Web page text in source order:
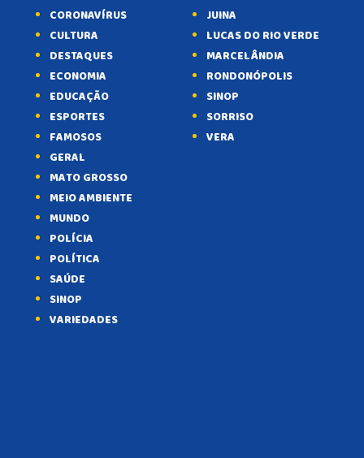
CORONAVÍRUS
CULTURA
DESTAQUES
ECONOMIA
EDUCAÇÃO
ESPORTES
FAMOSOS
GERAL
MATO GROSSO
MEIO AMBIENTE
MUNDO
POLÍCIA
POLÍTICA
SAÚDE
SINOP
VARIEDADES
JUINA
LUCAS DO RIO VERDE
MARCELÂNDIA
RONDONÓPOLIS
SINOP
SORRISO
VERA